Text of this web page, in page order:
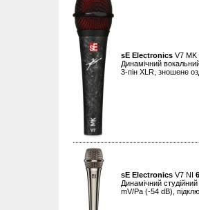
sE Electronics V7 MK
Динамічний
3-пін XLR, зношене
sE Electronics V7 NI
Динамічний
mV/Pa (-54 dB),